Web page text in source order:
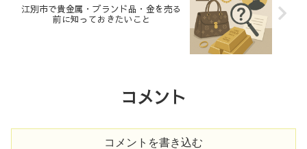
江別市で貴金属・ブランド品・金を売る
前に知っておきたいこと
コメント
コメントを書き込む